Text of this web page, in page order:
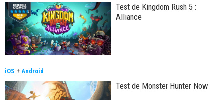
Test de Kingdom Rush 5 :
Alliance
iOS + Android
Test de Monster Hunter Now